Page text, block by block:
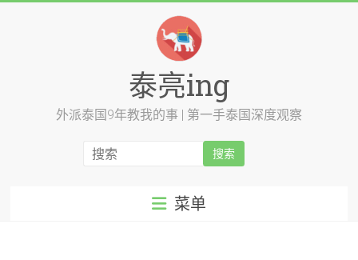
泰亮ing
外派泰国9年教我的事 | 第一手泰国深度观察
菜单